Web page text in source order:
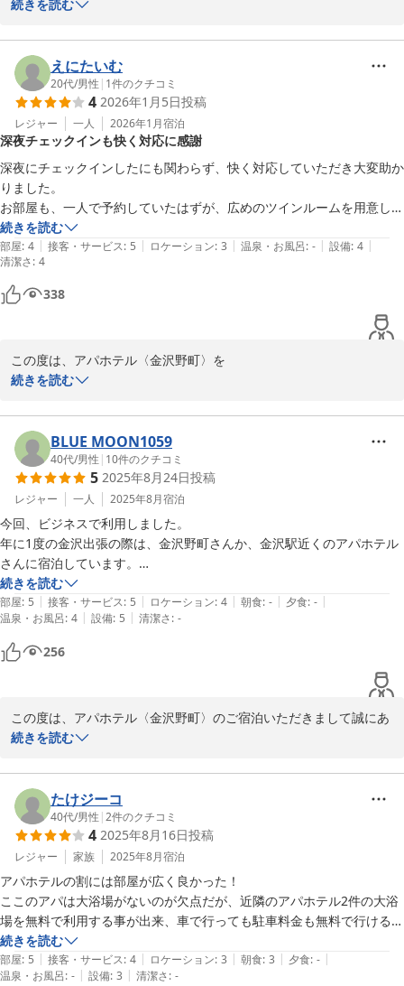
とうございました。
しかしながら、館内の空調に関しましてご不快な思いをさせてしま
いましたこと、深くお詫び申し上げます。
特に廊下の暖房が強く、お部屋でも窓を開けての調節を強いてしま
いましたこと、心苦しく拝読いたしました。
当館の空調は全館一括管理となっており、温度設定自体はお部屋ご
とに変更いただけない仕様でございます。
ご案内が不足しており誠に恐縮ながら、お部屋の枕元にございます
スイッチにて、風量を「弱・中・強・切」の4段階に調節いただく
ことが可能でございます。 暑さを感じられた際には「切」にしてい
ただくことで、多少の緩和が図れたかと存じますが、
私どもの説明が行き届かず、ご不便をおかけしましたことを重ねて
お詫び申し上げます。
今回いただいた廊下の温度管理に関するご指摘は、すぐに社内で共
この度は貴重なご意見をいただきありがとうございます。お客様の
またのお越しを、スタッフ一同心よりお待ちしております。
フロント　原
アパホテル〈金沢野町〉
2026-04-10
続きを読む
えにたいむ
20代/男性 | 1件のクチコミ
4 2026年1月5日投稿
レジャー 一人 2026年1月宿泊
深夜チェックインも快く対応に感謝
深夜にチェックインしたにも関わらず、快く対応していただき大変助か
りました。
お部屋も、一人で予約していたはずが、広めのツインルームを用意して
いただいておりました。
繁華街からの利便性も良く、大変素晴らしい宿泊体験ができました。
続きを読む
部屋: 4 | 接客・サービス: 5 | ロケーション: 3 | 温泉・お風呂: - | 設備: 4 |
清潔さ: 4
338
この度は、アパホテル〈金沢野町〉を
ご利用頂き、誠にありがとうございます。
深夜のご到着でお疲れのところ、私どもの対応がお役に立てたので
あれば幸いです。
また、お部屋につきましても、ゆったりとお過ごしいただけたご様
子を伺い、大変嬉しく存じます。
当ホテルは繁華街からのアクセスも良く、多くのビジネス・観光の
お客様にご好評をいただいております。
これからもお客様に「素晴らしい宿泊体験」をご提供できるよう、
スタッフ一同努めてまいります。
またのお越しを、心よりお待ち申し上げております。
フロント　山本
アパホテル〈金沢野町〉
続きを読む
BLUE MOON1059
40代/男性 | 10件のクチコミ
5 2025年8月24日投稿
レジャー 一人 2025年8月宿泊
今回、ビジネスで利用しました。
年に1度の金沢出張の際は、金沢野町さんか、金沢駅近くのアパホテル
さんに宿泊しています。
清掃が行き渡っており、清潔で尚且つ快適な時間を過ごす事ができるホ
テルです。
スタッフの方がとても親切で優しく、朝食時もとても気持ちの良い挨拶
をしてくださいます。
只、朝食がとても豪華になりすぎて…以前のようにバイキング形式の方
観光やビジネス両方に利用しやすいホテルです。
続きを読む
部屋: 5 | 接客・サービス: 5 | ロケーション: 4 | 朝食: - | 夕食: - |
温泉・お風呂: 4 | 設備: 5 | 清潔さ: -
256
この度は、アパホテル〈金沢野町〉のご宿泊いただきまして誠にあ
りがとうございます。また、数あるホテルの中から当館をお選びい
や客室に関しましてお褒めの言葉をいただき、大変嬉しく存じま
す。
当館の朝食は日毎に定食・ビュッフェと形式が変わります。どちら
も、北陸の新鮮な食材を使用しており、体に優しい無添加調理でご
提供しております。朝食に関しまして、ご不明点等がございました
ら、お気軽にフロントスタッフにお問い合わせください。今後もお
客様にえらんでいただけるホテルであり続けますよう精進して参り
ます。
この度は、お忙しい中ご投稿くださりありがとうございます。お客
続きを読む
たけジーコ
40代/男性 |2件のクチコミ
4 2025年8月16日投稿
レジャー 家族 2025年8月宿泊
アパホテルの割には部屋が広く良かった！
ここのアパは大浴場がないのが欠点だが、近隣のアパホテル2件の大浴
場を無料で利用する事が出来、車で行っても駐車料金も無料で行けるの
続きを読む
部屋: 5 | 接客・サービス: 4 | ロケーション: 3 | 朝食: 3 | 夕食: - |
温泉・お風呂: - | 設備: 3 | 清潔さ: -